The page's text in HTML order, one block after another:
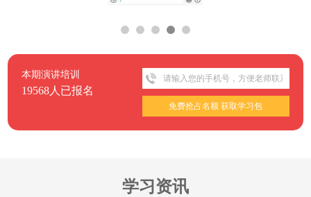
本期演讲培训
19568人已报名
学习资讯